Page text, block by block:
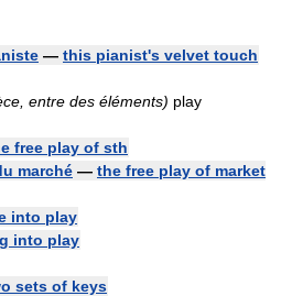
— this pianist's velvet touch
entre des éléments) play
free play of sth
marché — the free play of market
into play
into play
sets of keys